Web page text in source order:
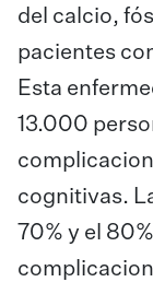
del calcio,
pacientes
Esta
13.000
cognitivas.
70% y el